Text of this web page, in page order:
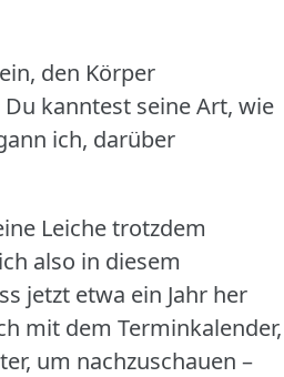
den Körper
Du kanntest seine Art, wie
ich, darüber
Leiche trotzdem
also in diesem
jetzt etwa ein Jahr her
mit dem Terminkalender,
um nachzuschauen –